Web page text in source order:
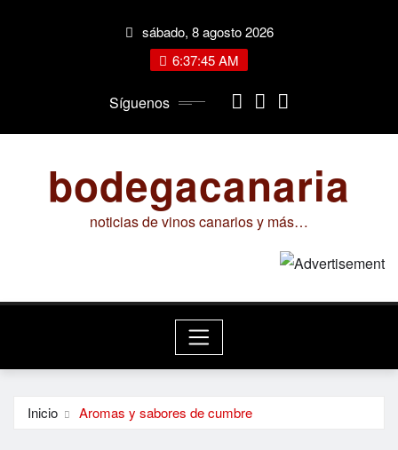
sábado, 8 agosto 2026
6:37:45 AM
Síguenos
bodegacanaria
noticias de vinos canarios y más…
Inicio Aromas y sabores de cumbre